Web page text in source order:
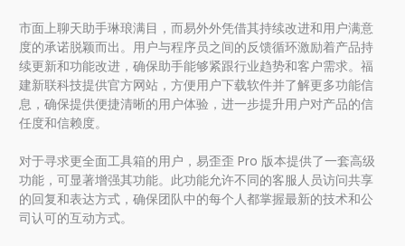
市面上聊天助手琳琅满目，而易外外凭借其持续改进和用户满意
度的承诺脱颖而出。用户与程序员之间的反馈循环激励着产品持
续更新和功能改进，确保助手能够紧跟行业趋势和客户需求。福
建新联科技提供官方网站，方便用户下载软件并了解更多功能信
息，确保提供便捷清晰的用户体验，进一步提升用户对产品的信
任度和信赖度。
对于寻求更全面工具箱的用户，易歪歪 Pro 版本提供了一套高级
功能，可显著增强其功能。此功能允许不同的客服人员访问共享
的回复和表达方式，确保团队中的每个人都掌握最新的技术和公
司认可的互动方式。